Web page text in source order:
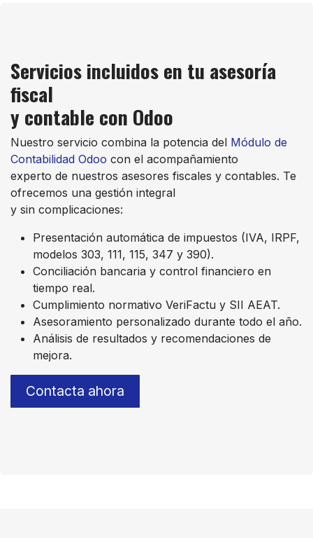
Servicios incluidos en tu asesoría
fiscal
y contable con Odoo
Nuestro servicio combina la potencia del Módulo de
Contabilidad Odoo con el acompañamiento
experto de nuestros asesores fiscales y contables. Te
ofrecemos una gestión integral
y sin complicaciones:
Presentación automática de impuestos (IVA, IRPF,
modelos 303, 111, 115, 347 y 390).
Conciliación bancaria y control financiero en
tiempo real.
Cumplimiento normativo VeriFactu y SII AEAT.
Asesoramiento personalizado durante todo el año.
Análisis de resultados y recomendaciones de
mejora.
Contacta ahora